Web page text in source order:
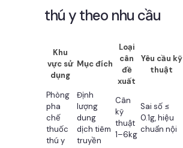
thú y theo nhu cầu
Khu
vực sử
dụng
Mục đích
Loại
cân
đề
xuất
Yêu cầu kỹ
thuật
Phòng
pha
chế
thuốc
thú y
Định
lượng
dung
dịch tiêm
truyền
Cân
kỹ
thuật
1–6kg
Sai số ≤
0.1g, hiệu
chuẩn nội